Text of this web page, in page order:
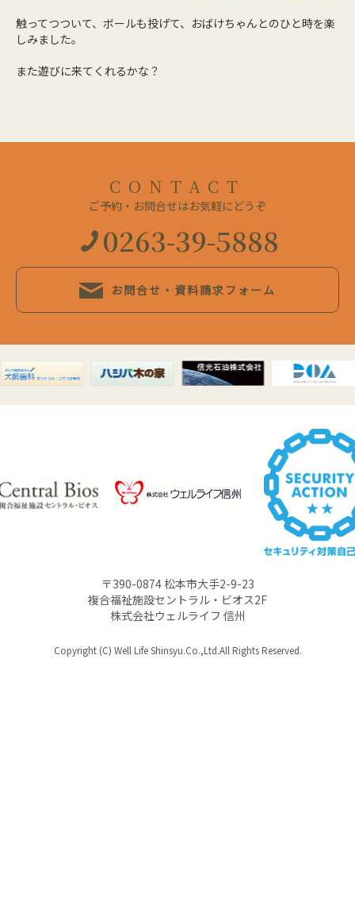
触ってつついて、ボールも投げて、おばけちゃんとのひと時を楽
しみました。
また遊びに来てくれるかな？
CONTACT
ご予約・お問合せはお気軽にどうぞ
0263-39-5888
お問合せ・資料請求フォーム
〒390-0874 松本市大手2-9-23
複合福祉施設セントラル・ビオス2F
株式会社ウェルライフ 信州
Copyright (C) Well Life Shinsyu.Co.,Ltd.All Rights Reserved.